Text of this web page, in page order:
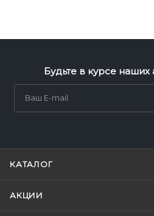
Будьте в курсе
КАТАЛОГ
АКЦИИ